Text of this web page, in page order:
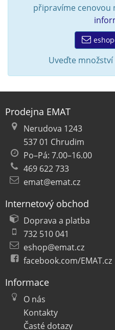
připravíme cenovou
Uveďte
Prodejna EMAT
Nerudova 1243
537 01 Chrudim
Po–Pá: 7.00–16.00
469 622 733
emat@emat.cz
Internetový obchod
Doprava a platba
732 510 041
eshop@emat.cz
facebook.com/EMAT.cz
Informace
O nás
Kontakty
Časté dotazy